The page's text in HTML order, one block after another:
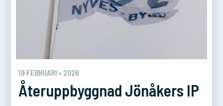
19 FEBRUARI • 2026
Återuppbyggnad Jönåkers IP